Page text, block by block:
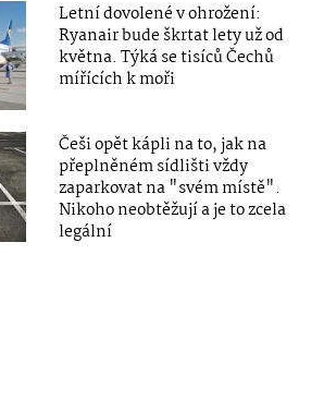
Letní dovolené v ohrožení:
Ryanair bude škrtat lety už od
května. Týká se tisíců Čechů
mířících k moři
Češi opět kápli na to, jak na
přeplněném sídlišti vždy
zaparkovat na "svém místě".
Nikoho neobtěžují a je to zcela
legální